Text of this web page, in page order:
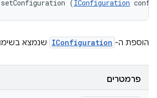
(IConfiguration
הוספת ה- IConfiguration שנמצא
פרמטרים